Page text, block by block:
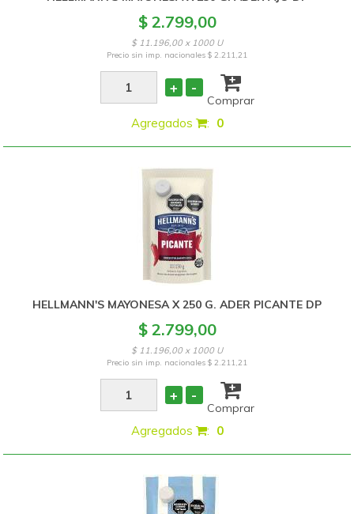
$ 2.799,00
$ 11.196,00 x 1000 U
Precio sin imp. nacionales$ 2.211,21
+ -
Comprar
Agregados : 0
HELLMANN'S MAYONESA X 250 G. ADER PICANTE DP
$ 2.799,00
$ 11.196,00 x 1000 U
Precio sin imp. nacionales$ 2.211,21
+ -
Comprar
Agregados : 0